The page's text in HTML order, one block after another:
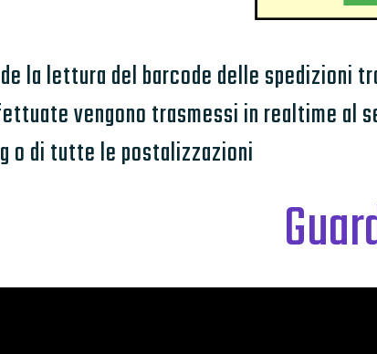
la lettura del barcode delle spedizioni
vengono trasmessi in realtime al
o di tutte le postalizzazioni